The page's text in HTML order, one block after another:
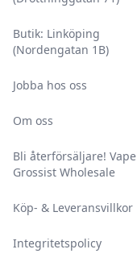
Butik: Linköping
(Nordengatan 1B)
Jobba hos oss
Om oss
Bli återförsäljare! Vape
Grossist Wholesale
Köp- & Leveransvillkor
Integritetspolicy